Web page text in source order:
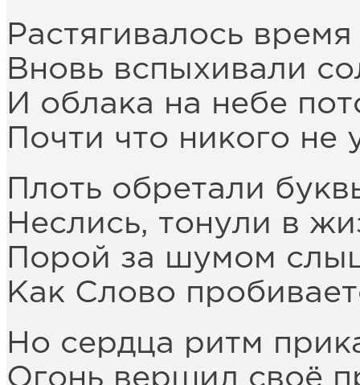
Растягивалось
Вновь вспыхивали
И облака на небе
Почти что никого не
Плоть обретали
Неслись, тонули в
Порой за шумом
Как Слово
Но сердца ритм
Огонь вершил своё